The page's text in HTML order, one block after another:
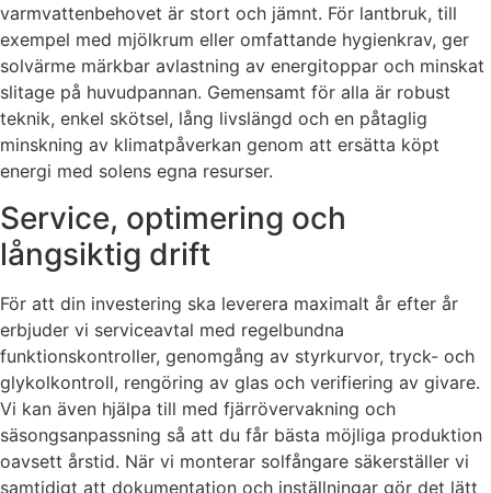
varmvattenbehovet är stort och jämnt. För lantbruk, till
exempel med mjölkrum eller omfattande hygienkrav, ger
solvärme märkbar avlastning av energitoppar och minskat
slitage på huvudpannan. Gemensamt för alla är robust
teknik, enkel skötsel, lång livslängd och en påtaglig
minskning av klimatpåverkan genom att ersätta köpt
energi med solens egna resurser.
Service, optimering och
långsiktig drift
För att din investering ska leverera maximalt år efter år
erbjuder vi serviceavtal med regelbundna
funktionskontroller, genomgång av styrkurvor, tryck- och
glykolkontroll, rengöring av glas och verifiering av givare.
Vi kan även hjälpa till med fjärrövervakning och
säsongsanpassning så att du får bästa möjliga produktion
oavsett årstid. När vi monterar solfångare säkerställer vi
samtidigt att dokumentation och inställningar gör det lätt